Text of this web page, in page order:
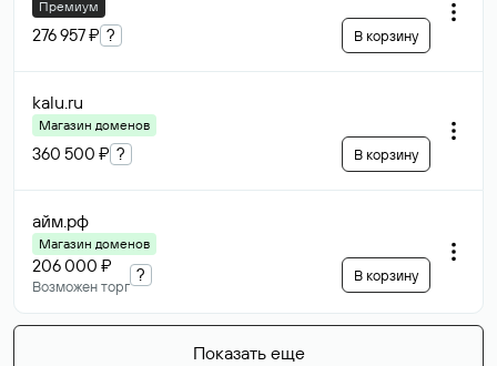
Премиум
276 957 ₽ ? В корзину
kalu.ru
Магазин доменов
360 500 ₽ ? В корзину
айм.рф
Магазин доменов
206 000 ₽
Возможен торг
? В корзину
Показать еще